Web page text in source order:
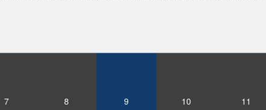
7 8 9 10 11